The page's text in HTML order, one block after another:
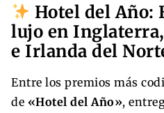
Hotel del Año:
lujo en
e Irlanda del
Entre los premios más
de «Hotel del Año»,